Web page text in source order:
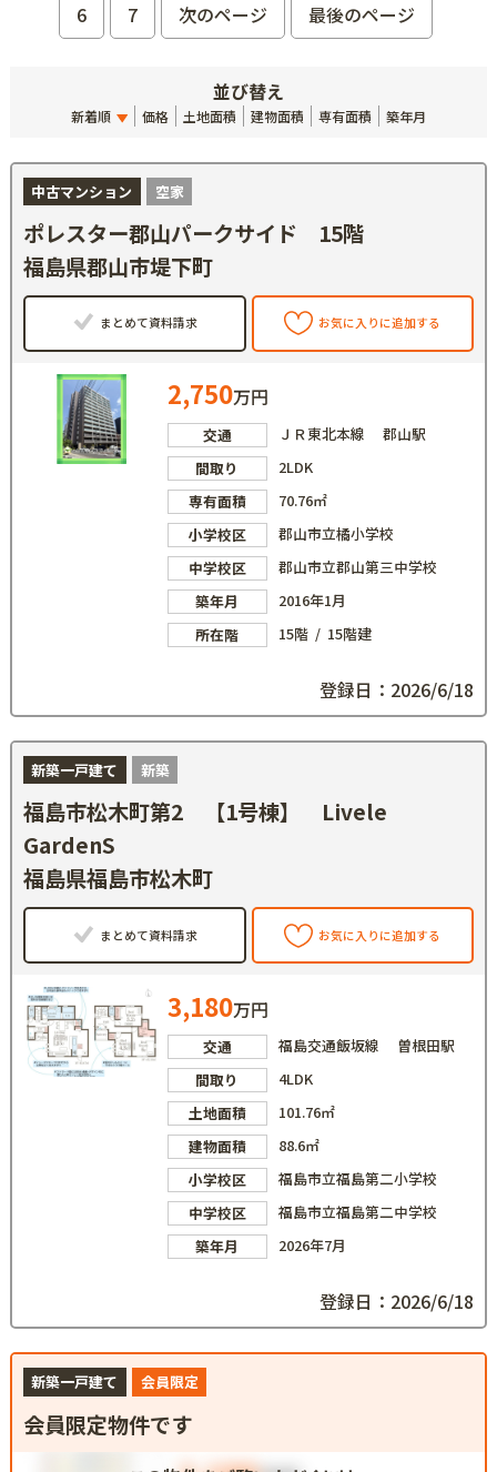
6
7 次のページ 最後のページ
並び替え
新着順 価格 土地面積 建物面積 専有面積 築年月
中古マンション 空家
ポレスター郡山パークサイド 15階
福島県郡山市堤下町
まとめて資料請求 お気に入りに追加する
2,750万円
交通
ＪＲ東北本線 郡山駅
間取り
2LDK
専有面積
70.76㎡
小学校区
郡山市立橘小学校
中学校区
郡山市立郡山第三中学校
築年月
2016年1月
所在階
15階 / 15階建
登録日：2026/6/18
新築一戸建て 新築
福島市松木町第2 【1号棟】 Livele
GardenS
福島県福島市松木町
まとめて資料請求 お気に入りに追加する
3,180万円
交通
福島交通飯坂線 曽根田駅
間取り
4LDK
土地面積
101.76㎡
建物面積
88.6㎡
小学校区
福島市立福島第二小学校
中学校区
福島市立福島第二中学校
築年月
2026年7月
登録日：2026/6/18
新築一戸建て 会員限定
会員限定物件です